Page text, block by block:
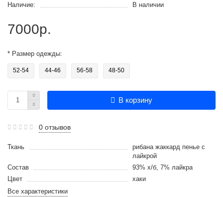
Наличие: В наличии
7000р.
* Размер одежды:
52-54 44-46 56-58 48-50
В корзину
0 отзывов
Ткань
рибана жаккард пенье с
лайкрой
Состав
93% х/б, 7% лайкра
Цвет
хаки
Все характеристики